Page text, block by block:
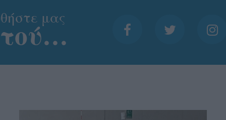
μας